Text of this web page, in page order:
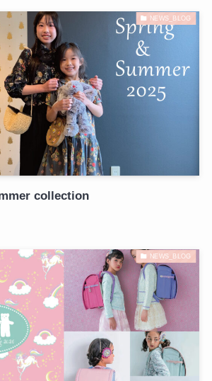
NEWS_BLOG
collection
NEWS_BLOG